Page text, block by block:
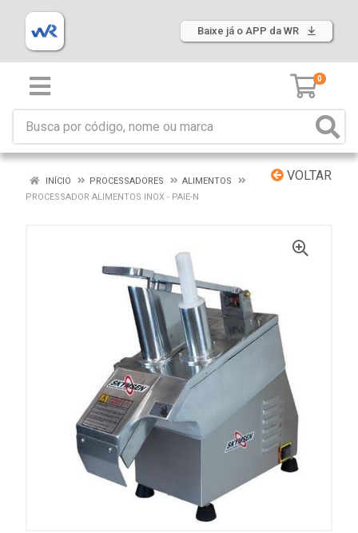
Baixe já o APP da WR
0
VOLTAR
INÍCIO PROCESSADORES
ALIMENTOS
PROCESSADOR ALIMENTOS INOX - PAIE-N